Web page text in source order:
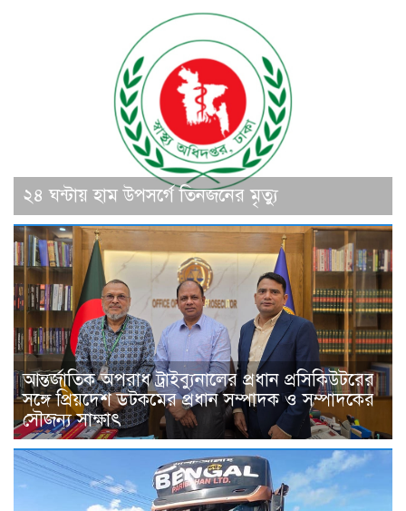
২৪ ঘন্টায় হাম উপসর্গে তিনজনের মৃত্যু
আন্তর্জাতিক অপরাধ ট্রাইব্যুনালের প্রধান প্রসিকিউটরের
সঙ্গে প্রিয়দেশ ডটকমের প্রধান সম্পাদক ও সম্পাদকের
সৌজন্য সাক্ষাৎ